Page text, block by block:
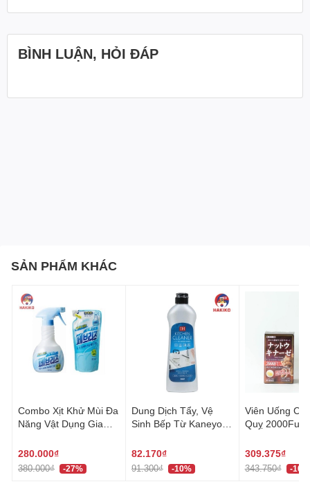
Xuất xứ: Nhật Bản.
Công dụng của Hộp Nhựa Thực Phẩm Vuông 1600ml
Inomata
Đựng được nhiều loại thực phẩm, từ trái cây lớn đến
rau củ, thịt cá.
Bảo quản thực phẩm kín, không bay mùi khi bảo
Không bám màu, mùi sau khi rửa, giữ hộp mới sạch
và thơm tho.
dùng.
BÌNH LUẬN, HỎI ĐÁP
SẢN PHẨM KHÁC
Combo Xịt Khử Mùi Đa
Năng Vật Dụng Gia
320ml 페브리즈 상쾌한
향
280.000₫
380.000₫ -27%
Dung Dịch Tẩy, Vệ
Sinh Bếp Từ Kaneyo
82.170₫
91.300₫ -10%
Viên Uống
Quỵ 2000Fu
(60 Viên)
309.375₫
343.750₫ -10%